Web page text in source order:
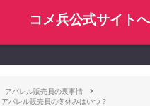
コメ兵公式サイトへ
アパレル販売員の裏事情
パレル販売員の冬休みはいつ？